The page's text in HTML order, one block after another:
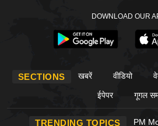
DOWNLOAD OUR
SECTIONS खबरें वीडियो
ईपेपर गूगल
TRENDING TOPICS PM